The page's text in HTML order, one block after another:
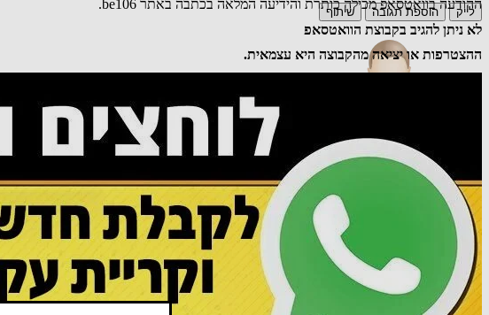
ההודעה בוואטסאפ מכילה כותרת והידיעה המלאה בכתבה באתר be106.
לא ניתן להגיב בקבוצת הוואטסאפ
ההצטרפות או יציאה מהקבוצה היא עצמאית.
לייק הוספת תגובה שיתוף
אורח
רעיון חכם מאוד
19.01.26 19:49
תגובה
טוען כתבות נוספות...
אירעה שגיאה בטעינת הכתבות
מנסה לטעון שוב